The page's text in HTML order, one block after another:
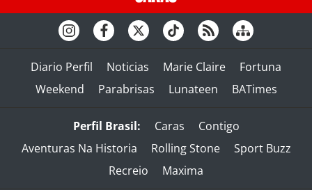
Diario Perfil Noticias Marie Claire
Fortuna
Weekend
Parabrisas Lunateen BATimes
Perfil Brasil: Caras
Contigo
Aventuras Na Historia
Rolling Stone
Sport Buzz
Recreio
Maxima